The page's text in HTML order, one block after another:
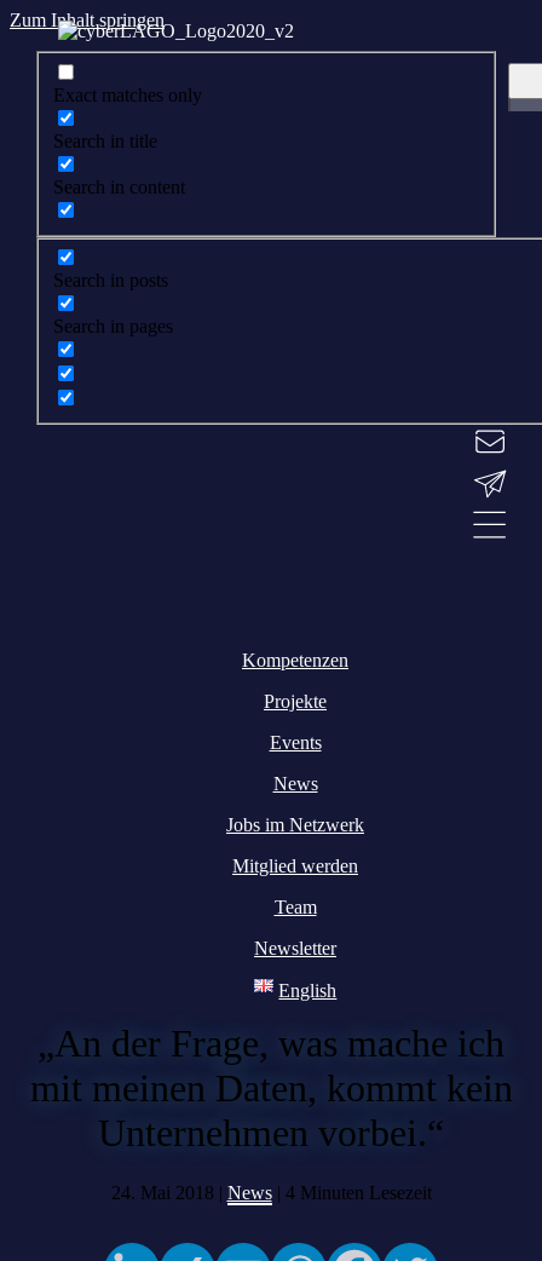
Zum Inhalt springen
Exact matches only
Search in title
Search in content
Search in posts
Search in pages
Kompetenzen
Projekte
Events
News
Jobs im Netzwerk
Mitglied werden
Team
Newsletter
English
„An der Frage, was mache ich
mit meinen Daten, kommt kein
Unternehmen vorbei.“
24. Mai 2018 | News| 4 Minuten Lesezeit